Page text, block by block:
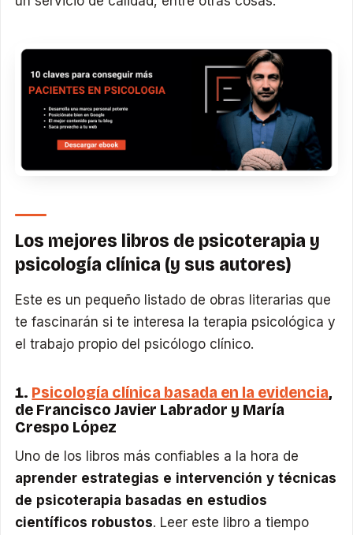
Los mejores libros de psicoterapia y
psicología clínica (y sus autores)
Este es un pequeño listado de obras literarias que
te fascinarán si te interesa la terapia psicológica y
el trabajo propio del psicólogo clínico.
1. Psicología clínica basada en la evidencia,
de Francisco Javier Labrador y María
Crespo López
Uno de los libros más confiables a la hora de
aprender estrategias e intervención y técnicas
de psicoterapia basadas en estudios
científicos robustos. Leer este libro a tiempo